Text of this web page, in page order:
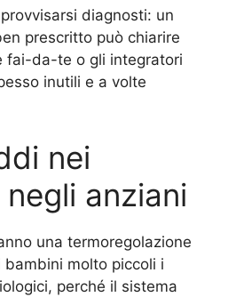
diagnosti: un
prescritto può chiarire
fai-da-te o gli integratori
inutili e a volte
nei
anziani
una termoregolazione
molto piccoli i
perché il sistema